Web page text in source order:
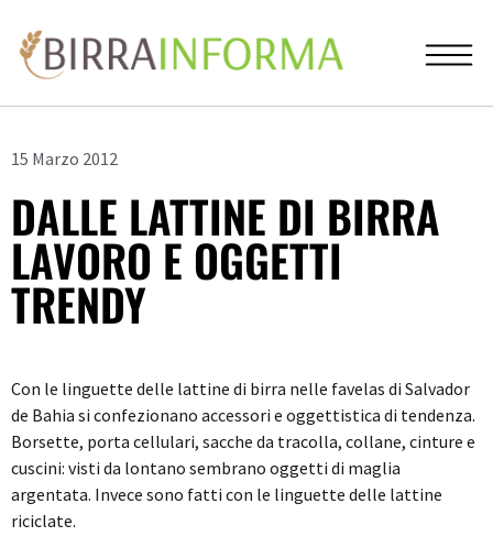
15 Marzo 2012
DALLE LATTINE DI BIRRA
LAVORO E OGGETTI
TRENDY
Con le linguette delle lattine di birra nelle favelas di Salvador
de Bahia si confezionano accessori e oggettistica di tendenza.
Borsette, porta cellulari, sacche da tracolla, collane, cinture e
cuscini: visti da lontano sembrano oggetti di maglia
argentata. Invece sono fatti con le linguette delle lattine
riciclate.